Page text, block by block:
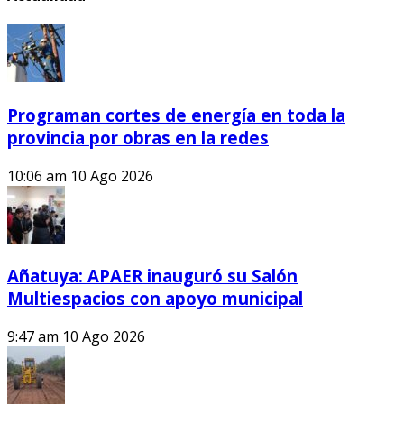
Programan cortes de energía en toda la
provincia por obras en la redes
10:06 am 10 Ago 2026
Añatuya: APAER inauguró su Salón
Multiespacios con apoyo municipal
9:47 am 10 Ago 2026